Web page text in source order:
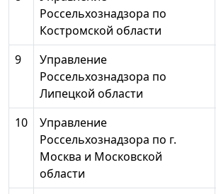
Россельхознадзора по
Костромской области
9
Управление
Россельхознадзора по
Липецкой области
10
Управление
Россельхознадзора по г.
Москва и Московской
области